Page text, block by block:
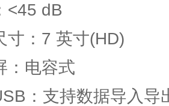
dB
：7 英寸(HD)
电容式
：支持数据导入导